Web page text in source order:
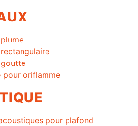
pour oriflamme
pour plafond